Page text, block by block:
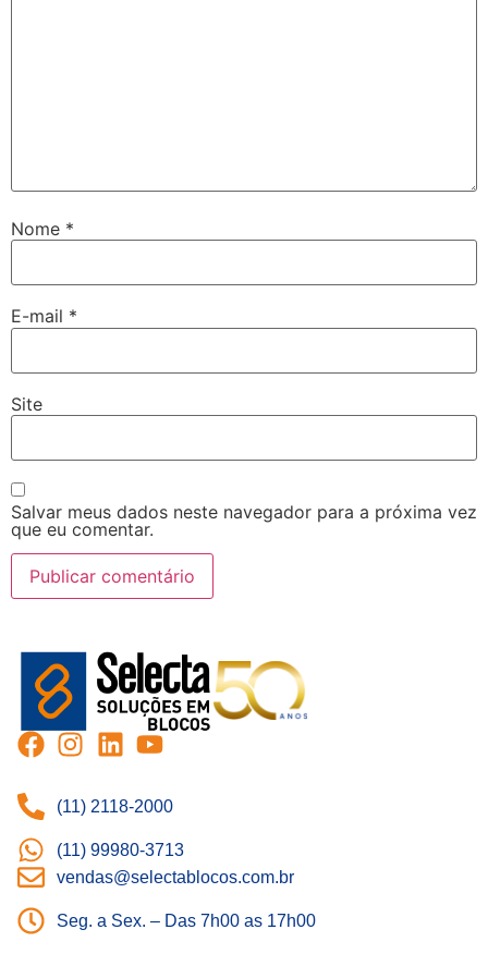
Nome *
E-mail *
Site
Salvar meus dados neste navegador para a próxima vez
que eu comentar.
(11) 2118-2000
(11) 99980-3713
vendas@selectablocos.com.br
Seg. a Sex. – Das 7h00 as 17h00